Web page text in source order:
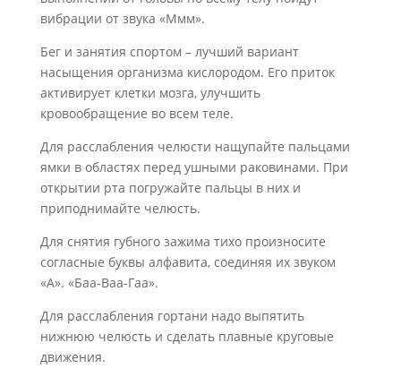
вибрации от звука «Ммм».
Бег и занятия спортом – лучший вариант
насыщения организма кислородом. Его приток
активирует клетки мозга, улучшить
кровообращение во всем теле.
Для расслабления челюсти нащупайте пальцами
ямки в областях перед ушными раковинами. При
открытии рта погружайте пальцы в них и
приподнимайте челюсть.
Для снятия губного зажима тихо произносите
согласные буквы алфавита, соединяя их звуком
«А». «Баа-Ваа-Гаа».
Для расслабления гортани надо выпятить
нижнюю челюсть и сделать плавные круговые
движения.